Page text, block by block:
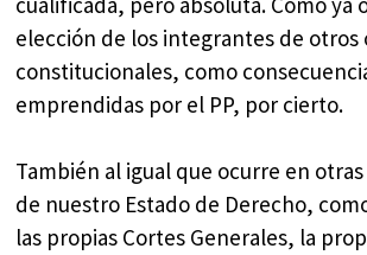
elección de los integrantes de otros
constitucionales, como
emprendidas por el PP, por cierto.
También al igual que ocurre en
de nuestro Estado de Derecho,
las propias Cortes Generales, la